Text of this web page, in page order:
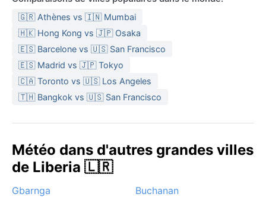
🇬🇷 Athènes vs 🇮🇳 Mumbai
🇭🇰 Hong Kong vs 🇯🇵 Osaka
🇪🇸 Barcelone vs 🇺🇸 San Francisco
🇪🇸 Madrid vs 🇯🇵 Tokyo
🇨🇦 Toronto vs 🇺🇸 Los Angeles
🇹🇭 Bangkok vs 🇺🇸 San Francisco
Météo dans d'autres grandes villes
de Liberia 🇱🇷
Gbarnga
Buchanan